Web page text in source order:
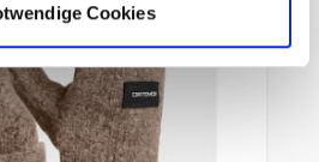
Cookies